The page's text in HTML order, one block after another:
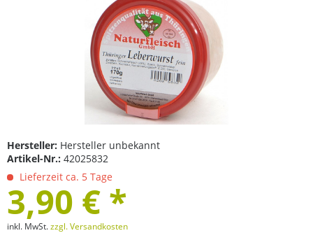
Hersteller: Hersteller unbekannt
Artikel-Nr.: 42025832
Lieferzeit ca. 5 Tage
3,90 € *
inkl. MwSt.zzgl. Versandkosten